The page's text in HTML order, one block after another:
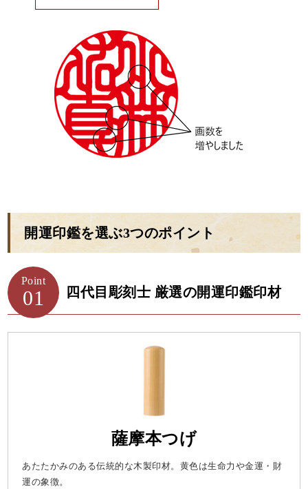
開運印鑑を選ぶ3つのポイント
Point
01 四代目彫刻士 厳選の開運印鑑印材
薩摩本つげ
あたたかみのある伝統的な木製印材。黄色は生命力や金運・財
運の象徴。